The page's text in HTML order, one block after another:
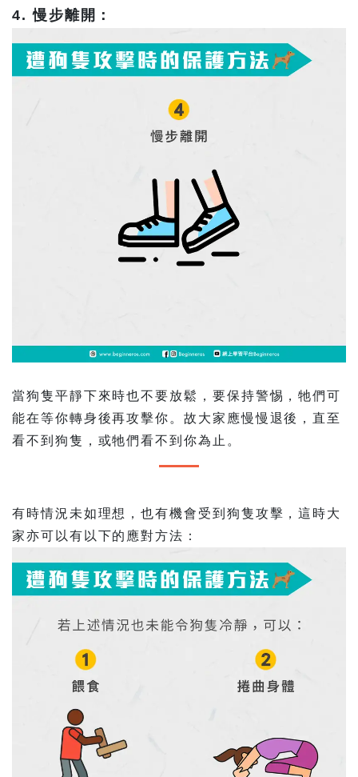
4. 慢步離開：
當狗隻平靜下來時也不要放鬆，要保持警惕，牠們可
能在等你轉身後再攻擊你。故大家應慢慢退後，直至
看不到狗隻，或牠們看不到你為止。
有時情況未如理想，也有機會受到狗隻攻擊，這時大
家亦可以有以下的應對方法：